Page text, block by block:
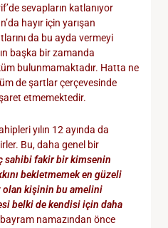
sevapların katlanıyor
hayır için yarışan
da bu ayda vermeyi
başka bir zamanda
bulunmamaktadır. Hatta ne
de şartlar çerçevesinde
etmemektedir.
yılın 12 ayında da
Bu, daha genel bir
sahibi fakir bir kimsenin
bekletmemek en güzeli
olan kişinin bu amelini
belki de kendisi için daha
namazından önce